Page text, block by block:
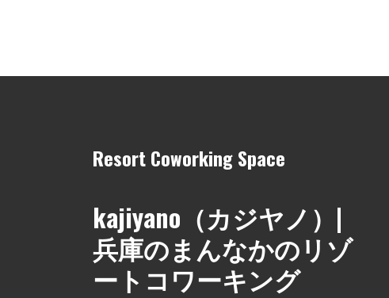
Resort Coworking Space
kajiyano（カジヤノ）|
兵庫のまんなかのリゾ
ートコワーキング